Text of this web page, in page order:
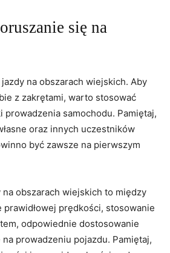
⁤się na
na obszarach ‍wiejskich. Aby
z zakrętami,⁣ warto stosować
samochodu. Pamiętaj,
oraz innych uczestników
być zawsze‍ na pierwszym⁣
obszarach wiejskich to‌ między
prędkości, stosowanie
odpowiednie dostosowanie
prowadzeniu⁢ pojazdu. Pamiętaj,